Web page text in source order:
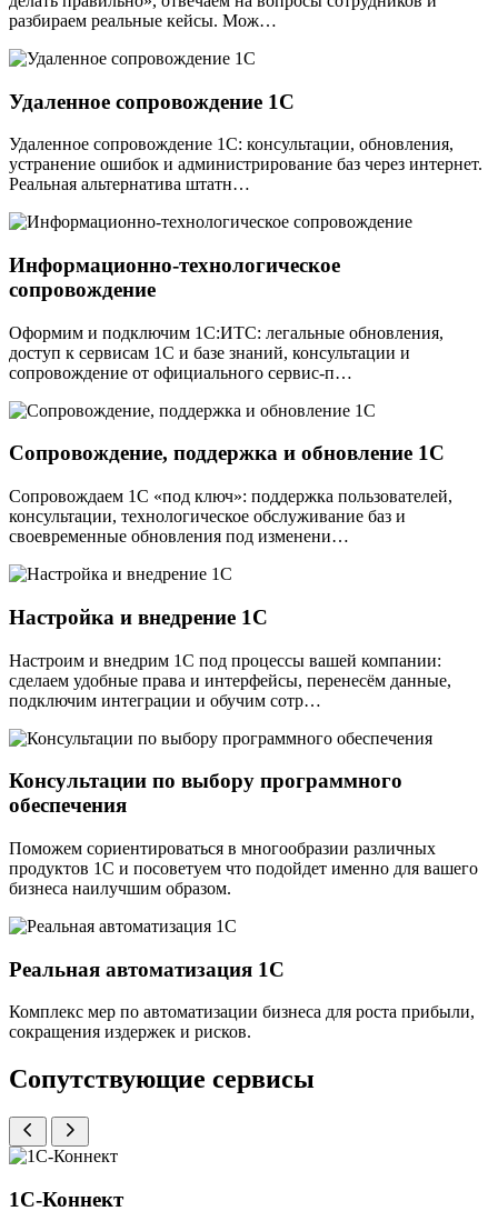
разбираем реальные кейсы. Мож…
Удаленное сопровождение 1С
Удаленное сопровождение 1С: консультации, обновления,
устранение ошибок и администрирование баз через интернет.
Реальная альтернатива штатн…
Информационно-технологическое
сопровождение
Оформим и подключим 1С:ИТС: легальные обновления,
доступ к сервисам 1С и базе знаний, консультации и
сопровождение от официального сервис-п…
Сопровождение, поддержка и обновление 1С
Сопровождаем 1С «под ключ»: поддержка пользователей,
консультации, технологическое обслуживание баз и
своевременные обновления под изменени…
Настройка и внедрение 1С
Настроим и внедрим 1С под процессы вашей компании:
сделаем удобные права и интерфейсы, перенесём данные,
подключим интеграции и обучим сотр…
Консультации по выбору программного
обеспечения
Поможем сориентироваться в многообразии различных
продуктов 1С и посоветуем что подойдет именно для вашего
бизнеса наилучшим образом.
Реальная автоматизация 1С
Комплекс мер по автоматизации бизнеса для роста прибыли,
сокращения издержек и рисков.
Сопутствующие сервисы
1С-Коннект